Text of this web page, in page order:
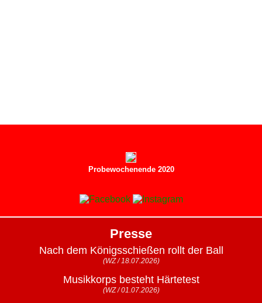
Probewochenende 2020
Presse
Nach dem Königsschießen rollt der Ball
(WZ / 18.07.2026)
Musikkorps besteht Härtetest
(WZ / 01.07.2026)